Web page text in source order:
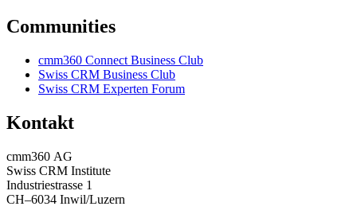
Communities
cmm360 Connect Business Club
Swiss CRM Business Club
Swiss CRM Experten Forum
Kontakt
cmm360 AG
Swiss CRM Institute
Industriestrasse 1
CH–6034 Inwil/Luzern